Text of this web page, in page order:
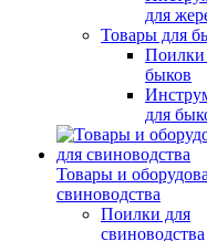
для
Товары для
Поилки
быков
для
Товары и
свиноводства
Поилки для
свиноводства